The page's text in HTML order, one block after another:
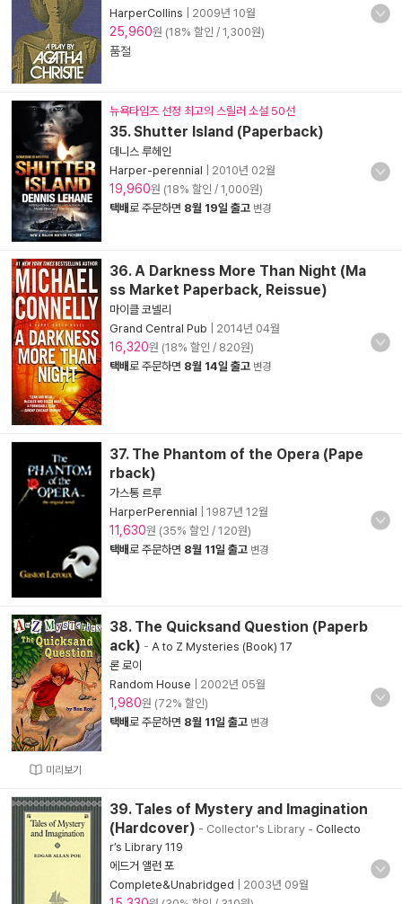
HarperCollins
2009년 10월
25,960원 (18% 할인 / 1,300원)
품절
뉴욕타임즈 선정 최고의 스릴러 소설 50선
35. Shutter Island (Paperback)
데니스 루헤인
Harper-perennial
2010년 02월
19,960원 (18% 할인 / 1,000원)
택배로 주문하면 8월 19일 출고 변경
36. A Darkness More Than Night (Ma
ss Market Paperback, Reissue)
마이클 코넬리
Grand Central Pub
2014년 04월
16,320원 (18% 할인 / 820원)
택배로 주문하면 8월 14일 출고 변경
37. The Phantom of the Opera (Pape
rback)
가스통 르루
HarperPerennial
1987년 12월
11,630원 (35% 할인 / 120원)
택배로 주문하면 8월 11일 출고 변경
미리보기
38. The Quicksand Question (Paperb
ack) - A to Z Mysteries (Book) 17
론 로이
Random House
2002년 05월
1,980원 (72% 할인)
택배로 주문하면 8월 11일 출고 변경
39. Tales of Mystery and Imagination
(Hardcover) - Collector's Library - Collecto
r’s Library 119
에드거 앨런 포
Complete&Unabridged
2003년 09월